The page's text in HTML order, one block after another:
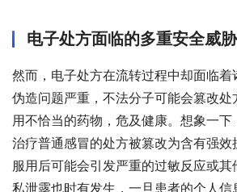
电子处方面临的多重安全威胁
然而，电子处方在流转过程中却面临
伪造问题严重，不法分子可能会篡改处
用不恰当的药物，危及健康。想象一
治疗普通感冒的处方被篡改为含有强
服用后可能会引发严重的过敏反应或
私泄露也时有发生，一旦患者的个人信